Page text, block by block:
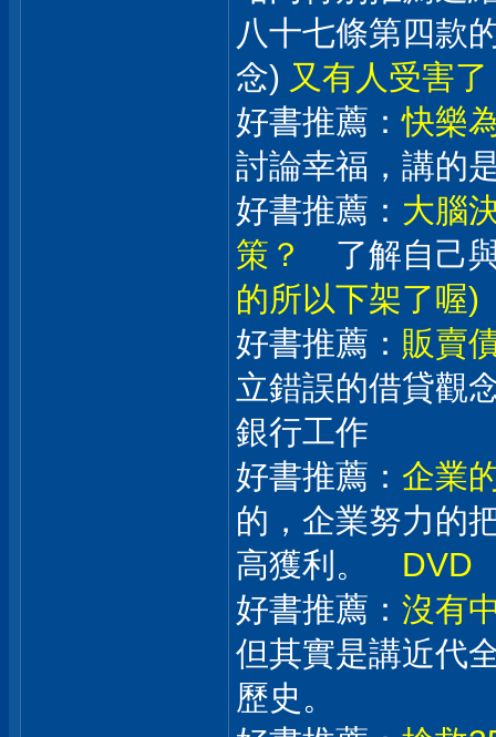
八十七條第四款
念) 又有人受害了
好書推薦：快樂
討論幸福，講的
好書推薦： 大腦
策？
了解自己
的所以下架了喔)
好書推薦： 販賣
立錯誤的借貸觀
銀行工作
好書推薦： 企業
的，企業努力的
高獲利。 DVD
好書推薦： 沒有
但其實是講近代
歷史。